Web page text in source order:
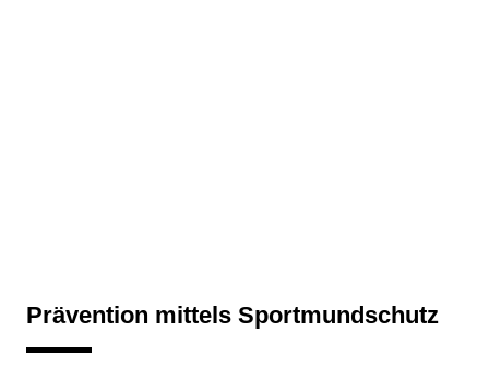
Prävention mittels Sportmundschutz